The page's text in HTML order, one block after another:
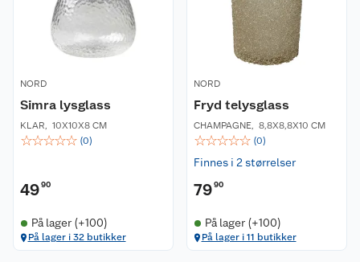
NORD
Simra lysglass
KLAR, 10X10X8 CM
☆☆☆☆☆ (0)
4990
På lager (+100)
På lager i 32 butikker
NORD
Fryd telysglass
CHAMPAGNE, 8,8X8,8X10 CM
☆☆☆☆☆ (0)
Finnes i 2 størrelser
7990
På lager (+100)
På lager i 11 butikker